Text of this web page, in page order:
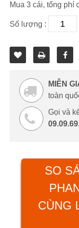
Mua 3 cái, tổng phí
Số lượng :
MIỄN
toàn
Gọi và
SO
CÙNG